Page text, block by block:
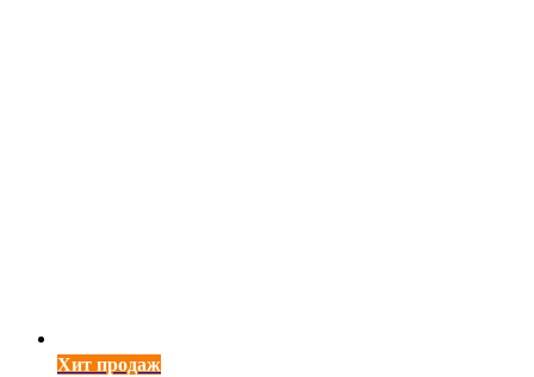
Хит продаж